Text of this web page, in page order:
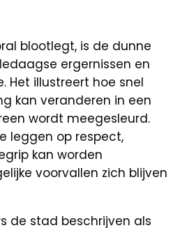
blootlegt, is de dunne
ergernissen en
Het illustreert hoe snel
kan veranderen in een
wordt meegesleurd.
leggen op respect,
kan worden
voorvallen zich blijven
de stad beschrijven als